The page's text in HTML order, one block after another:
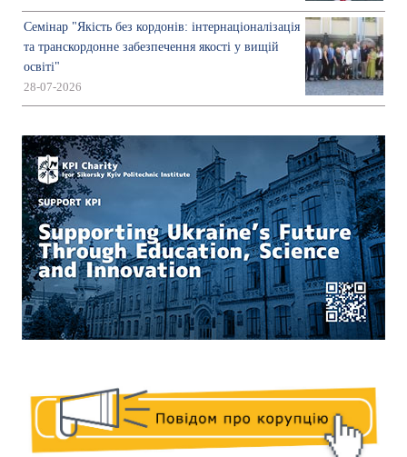
Семінар "Якість без кордонів: інтернаціоналізація
та транскордонне забезпечення якості у вищій
освіті"
28-07-2026